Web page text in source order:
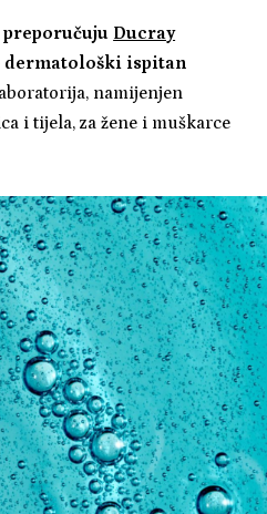
Ducray
dermatološki ispitan
namijenjen
i tijela, za žene i muškarce